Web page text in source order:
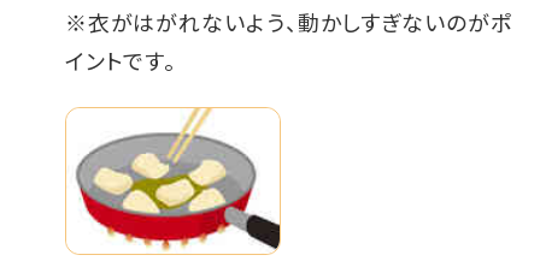
※衣がはがれないよう、動かしすぎないのがポ
イントです。